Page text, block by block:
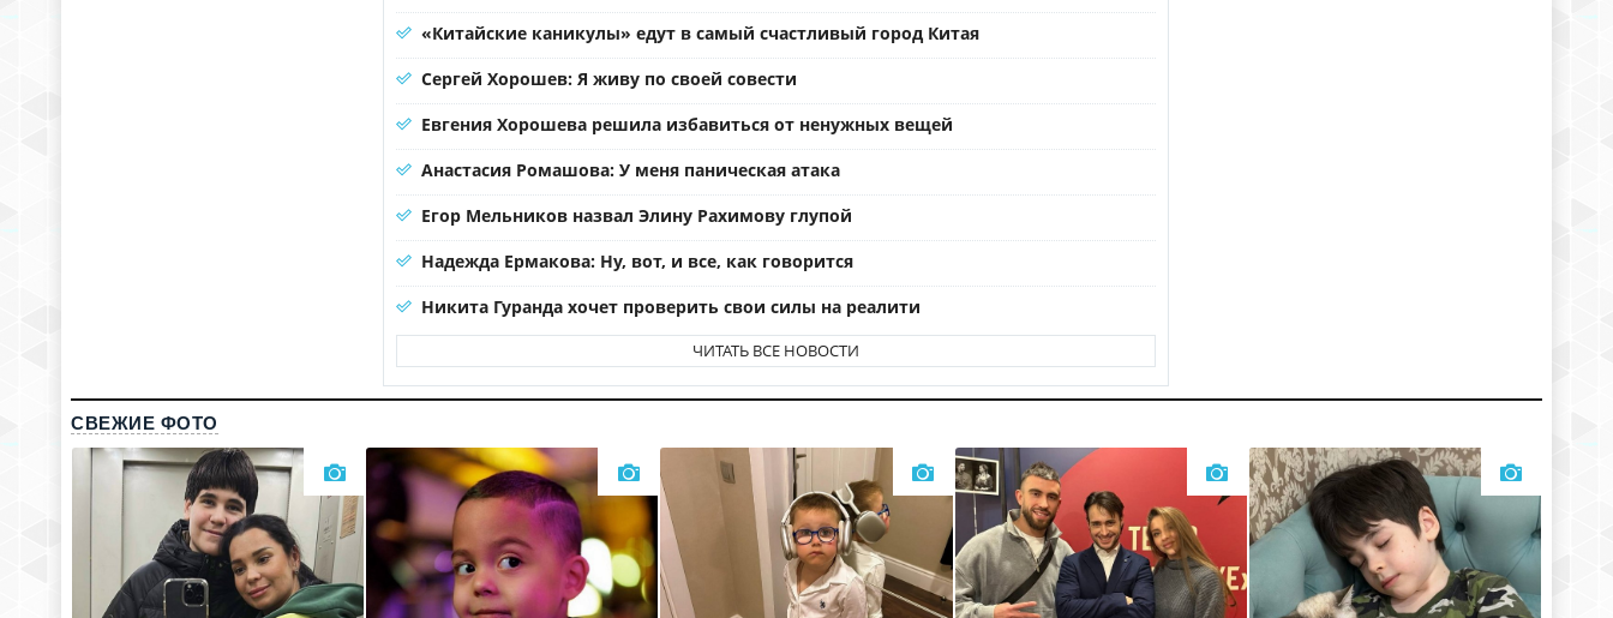
«Китайские каникулы» едут в самый счастливый город Китая
Сергей Хорошев: Я живу по своей совести
Евгения Хорошева решила избавиться от ненужных вещей
Анастасия Ромашова: У меня паническая атака
Егор Мельников назвал Элину Рахимову глупой
Надежда Ермакова: Ну, вот, и все, как говорится
Никита Гуранда хочет проверить свои силы на реалити
ЧИТАТЬ ВСЕ НОВОСТИ
СВЕЖИЕ ФОТО